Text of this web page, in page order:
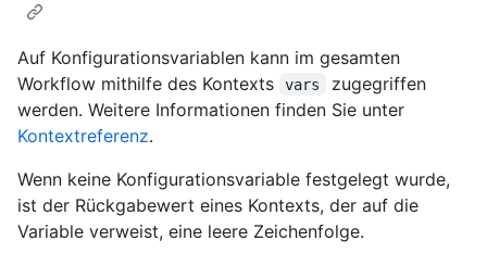
Auf Konfigurationsvariablen kann im gesamten
Workflow mithilfe des Kontexts
vars
zugegriffen
werden. Weitere Informationen finden Sie unter
Kontextreferenz.
Wenn keine Konfigurationsvariable festgelegt wurde,
ist der Rückgabewert eines Kontexts, der auf die
Variable verweist, eine leere Zeichenfolge.